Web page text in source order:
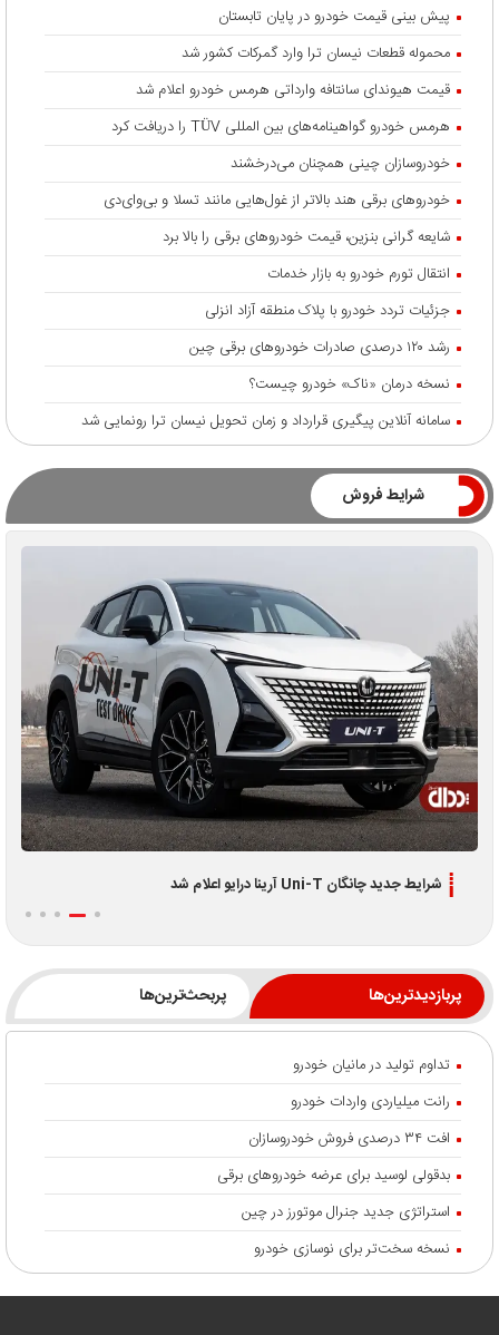
پیش بینی قیمت خودرو در پایان تابستان
محموله قطعات نیسان ترا وارد گمرکات کشور شد
قیمت هیوندای سانتافه وارداتی هرمس خودرو اعلام شد
هرمس خودرو گواهینامه‌های بین المللی TÜV را دریافت کرد
خودروسازان چینی همچنان می‌درخشند
خودروهای برقی هند بالاتر از غول‌هایی مانند تسلا و بی‌وای‌دی
شایعه گرانی بنزین، قیمت خودروهای برقی را بالا برد
انتقال تورم خودرو به بازار خدمات
جزئیات تردد خودرو با پلاک منطقه آزاد انزلی
رشد ۱۲۰ درصدی صادرات خودروهای برقی چین
نسخه درمان «ناک» خودرو چیست؟
سامانه آنلاین پیگیری قرارداد‌ و زمان تحویل نیسان ترا رونمایی شد
شرایط فروش
شرایط جدید چانگان Uni-T آرینا درایو اعلام شد
پربازدیدترین‌ها پربحث‌ترین‌ها
تداوم تولید در مانیان خودرو
رانت میلیاردی واردات خودرو
افت ۳۴ درصدی فروش خودروسازان
بدقولی لوسید برای عرضه خودروهای برقی
استراتژی جدید جنرال موتورز در چین
نسخه سخت‌تر برای نوسازی خودرو